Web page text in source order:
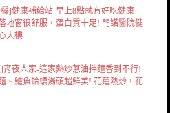
]健康補給站-早上8點就有好吃健康
地窗很舒服，蛋白質十足! 門諾醫院健
大樓
宵夜人家-這家熱炒蔥油拌麵香到不行!
、鱸魚蛤蠣湯頭超鮮美! 花蓮熱炒，花